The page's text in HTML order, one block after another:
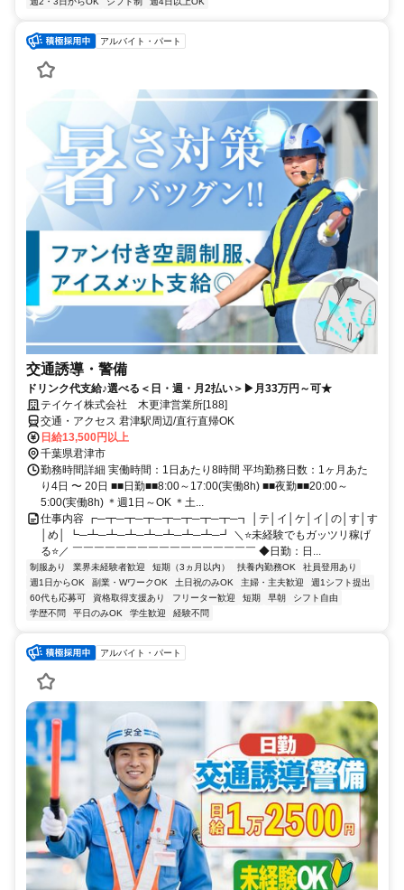
アルバイト・パート
交通誘導・警備
ドリンク代支給♪選べる＜日・週・月2払い＞▶月33万円～可★
テイケイ株式会社 木更津営業所[188]
交通・アクセス 君津駅周辺/直行直帰OK
日給13,500円以上
千葉県君津市
勤務時間詳細 実働時間：1日あたり8時間 平均勤務日数：1ヶ月あた
り4日 〜 20日 ■■日勤■■8:00～17:00(実働8h) ■■夜勤■■20:00～
5:00(実働8h) ＊週1日～OK ＊土...
仕事内容 ┏─┳─┳─┳─┳─┳─┳─┳─┓ │テ│イ│ケ│イ│の│す│す
│め│ ┗─┻─┻─┻─┻─┻─┻─┻─┛ ＼⭐未経験でもガッツリ稼げ
る⭐／ ￣￣￣￣￣￣￣￣￣￣￣￣￣￣￣￣￣ ◆日勤：日...
制服あり 業界未経験者歓迎 短期（3ヵ月以内） 扶養内勤務OK
社員登用あり
週1日からOK
副業・WワークOK 土日祝のみOK 主婦・主夫歓迎
週1シフト提出
60代も応募可
資格取得支援あり フリーター歓迎 短期 早朝
シフト自由
学歴不問
平日のみOK 学生歓迎 経験不問
アルバイト・パート